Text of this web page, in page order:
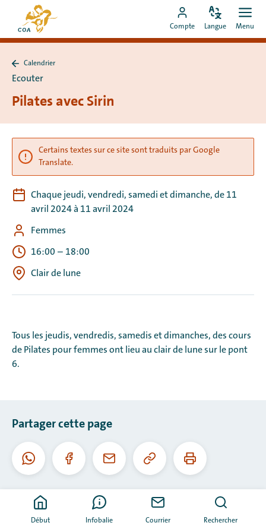
directement
au
Vers
la
page
de
MyCOA
Aller
vers
Compte
Modifiez
langue
Langue Menu
Début Infobalie Courrier Rechercher
à
Calendrier
Ecouter
Pilates avec Sirin
Certains textes sur ce site sont traduits par Google
Translate.
Chaque jeudi, vendredi, samedi et dimanche, de 11
avril 2024 à 11 avril 2024
Femmes
16:00 – 18:00
Clair de lune
Tous les jeudis, vendredis, samedis et dimanches, des cours
de Pilates pour femmes ont lieu au clair de lune sur le pont
6.
Partager cette page
WhatsAppFacebookCourriel
Copier
cette
Imprimer
cette